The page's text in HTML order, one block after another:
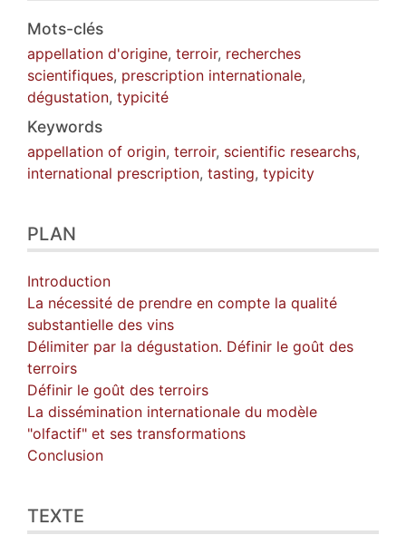
Mots-clés
appellation d'origine, terroir, recherches
scientifiques, prescription internationale,
dégustation, typicité
Keywords
appellation of origin, terroir, scientific researchs,
international prescription, tasting, typicity
PLAN
Introduction
La nécessité de prendre en compte la qualité
substantielle des vins
Délimiter par la dégustation. Définir le goût des
terroirs
Définir le goût des terroirs
La dissémination internationale du modèle
"olfactif" et ses transformations
Conclusion
TEXTE